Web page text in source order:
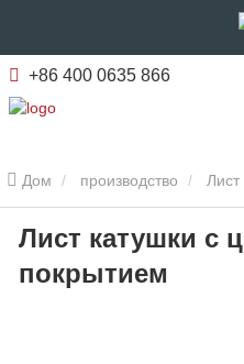
+86 400 0635 866
Дом производство
катушки с цветным покрытием
Лист катушки с
покрытием